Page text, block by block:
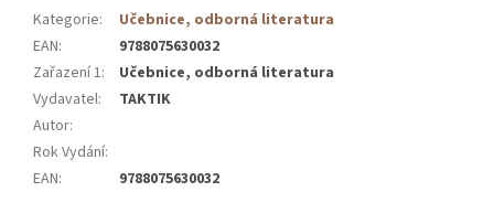
Kategorie:
Učebnice, odborná literatura
EAN:
9788075630032
Zařazení 1:
Učebnice, odborná literatura
Vydavatel:
TAKTIK
Autor:
Rok Vydání:
EAN: 9788075630032